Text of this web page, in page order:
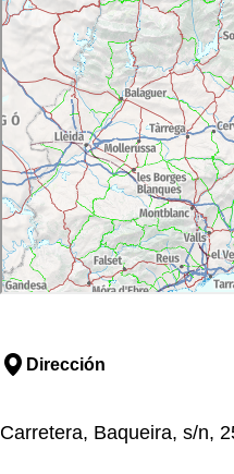
Dirección
Carretera, Baqueira, s/n,